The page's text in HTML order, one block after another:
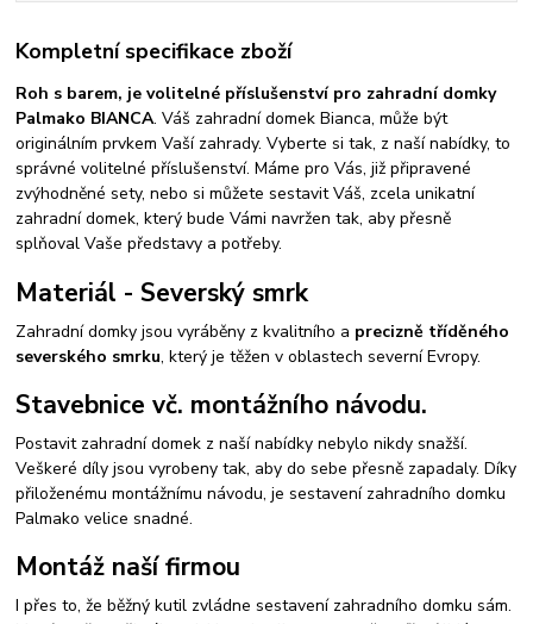
Kompletní specifikace zboží
Roh s barem, je volitelné příslušenství pro zahradní domky
Palmako BIANCA. Váš zahradní domek Bianca, může být
originálním prvkem Vaší zahrady. Vyberte si tak, z naší nabídky, to
správné volitelné příslušenství. Máme pro Vás, již připravené
zvýhodněné sety, nebo si můžete sestavit Váš, zcela unikatní
zahradní domek, který bude Vámi navržen tak, aby přesně
splňoval Vaše představy a potřeby.
Materiál - Severský smrk
Zahradní domky jsou vyráběny z kvalitního a precizně tříděného
severského smrku, který je těžen v oblastech severní Evropy.
Stavebnice vč. montážního návodu.
Postavit zahradní domek z naší nabídky nebylo nikdy snažší.
Veškeré díly jsou vyrobeny tak, aby do sebe přesně zapadaly. Díky
přiloženému montážnímu návodu, je sestavení zahradního domku
Palmako velice snadné.
Montáž naší firmou
I přes to, že běžný kutil zvládne sestavení zahradního domku sám.